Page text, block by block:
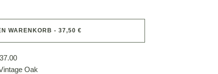
WARENKORB - 37,50 €
Oak